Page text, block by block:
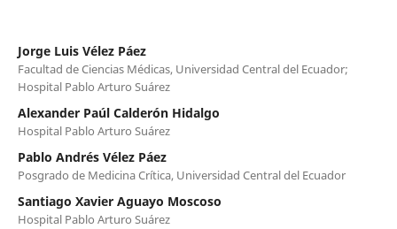
Jorge Luis Vélez Páez
Facultad de Ciencias Médicas, Universidad Central del Ecuador;
Hospital Pablo Arturo Suárez
Alexander Paúl Calderón Hidalgo
Hospital Pablo Arturo Suárez
Pablo Andrés Vélez Páez
Posgrado de Medicina Crítica, Universidad Central del Ecuador
Santiago Xavier Aguayo Moscoso
Hospital Pablo Arturo Suárez